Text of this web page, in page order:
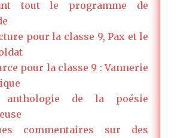
tout le programme de
pour la classe 9, Pax et le
pour la classe 9 : Vannerie
anthologie de la poésie
commentaires sur des